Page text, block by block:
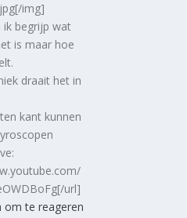
img]
ik begrijp wat
is maar hoe
draait het in
kant kunnen
url]
om te reageren